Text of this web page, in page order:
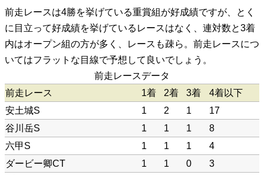
前走レースは4勝を挙げている重賞組が好成績ですが、とく
に目立って好成績を挙げているレースはなく、連対数と3着
内はオープン組の方が多く、レースも疎ら。前走レースにつ
いてはフラットな目線で予想して良いでしょう。
前走レースデータ
前走レース
1着 2着 3着
4着以下
安土城S
1 2 1
17
谷川岳S
1 1 1
8
六甲S
1 1 1
4
ダービー卿CT
1 1 0
3